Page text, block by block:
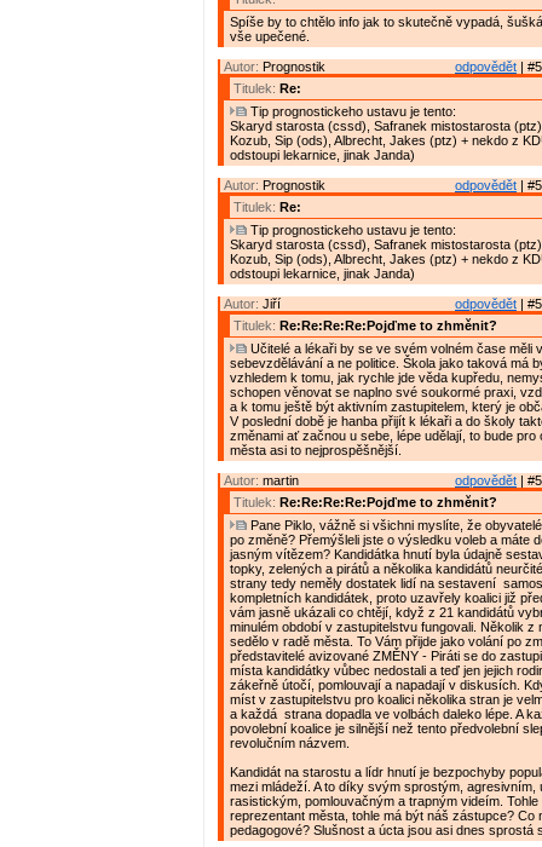
Spíše by to chtělo info jak to skutečně vypadá,
vše upečené.
odpovědět |
Autor: Prognostik
Titulek: Re:
Tip prognostickeho ustavu je tento:
Skaryd starosta (cssd), Safranek mistostarosta
Kozub, Sip (ods), Albrecht, Jakes (ptz) + nekdo z
odstoupi lekarnice, jinak Janda)
odpovědět |
Autor: Prognostik
Titulek: Re:
Tip prognostickeho ustavu je tento:
Skaryd starosta (cssd), Safranek mistostarosta
Kozub, Sip (ods), Albrecht, Jakes (ptz) + nekdo z
odstoupi lekarnice, jinak Janda)
odpovědět |
Autor: Jiří
Titulek: Re:Re:Re:Re:Pojďme to zhměnit?
Učitelé a lékaři by se ve svém volném čase měli
sebevzdělávání a ne politice. Škola jako taková má
vzhledem k tomu, jak rychle jde věda kupředu,
schopen věnovat se naplno své soukormé praxi,
a k tomu ještě být aktivním zastupitelem, který je
V poslední době je hanba přijít k lékaři a do školy
změnami ať začnou u sebe, lépe udělají, to bude pro
města asi to nejprospěšnější.
odpovědět |
Autor: martin
Titulek: Re:Re:Re:Re:Pojďme to zhměnit?
Pane Piklo, vážně si všichni myslíte, že
po změně? Přemýšleli jste o výsledku voleb a máte
jasným vítězem? Kandidátka hnutí byla údajně
topky, zelených a pirátů a několika kandidátů
strany tedy neměly dostatek lidí na sestavení
kompletních kandidátek, proto uzavřely koalici již
vám jasně ukázali co chtějí, když z 21 kandidátů
minulém období v zastupitelstvu fungovali. Několik z
sedělo v radě města. To Vám přijde jako volání po
představitelé avizované ZMĚNY - Piráti se do
místa kandidátky vůbec nedostali a teď jen jejich
zákeřně útočí, pomlouvají a napadají v diskusích.
míst v zastupitelstvu pro koalici několika stran je
a každá strana dopadla ve volbách daleko lépe. A
povolební koalice je silnější než tento předvolební
revolučním názvem.
Kandidát na starostu a lídr hnutí je bezpochyby
mezi mládeží. A to díky svým sprostým, agresivním,
rasistickým, pomlouvačným a trapným videím. Tohle
reprezentant města, tohle má být náš zástupce? Co
pedagogové? Slušnost a úcta jsou asi dnes sprostá